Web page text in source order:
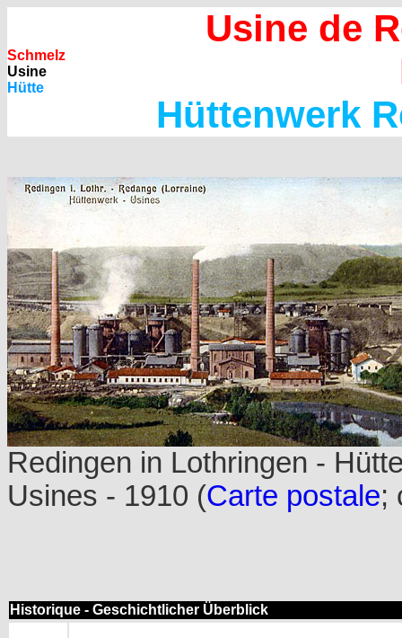
Schmelz
Usine
Hütte
Usine de
Hüttenwerk
Redingen in Lothringen -
Usines - 1910 (Carte postale;
Historique - Geschichtlicher Überblick